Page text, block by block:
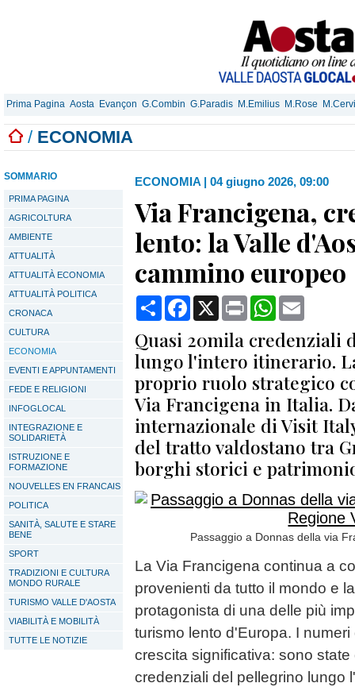
Prima Pagina Aosta Evançon G.Combin G.Paradis M.Emilius M.Rose
/ ECONOMIA
SOMMARIO
PRIMA PAGINA
AGRICOLTURA
AMBIENTE
ATTUALITÀ
ATTUALITÀ ECONOMIA
ATTUALITÀ POLITICA
CRONACA
CULTURA
ECONOMIA
EVENTI E APPUNTAMENTI
FEDE E RELIGIONI
INFOGLOCAL
INTEGRAZIONE E
SOLIDARIETÀ
ISTRUZIONE E
FORMAZIONE
NOUVELLES EN FRANCAIS
POLITICA
SANITÀ, SALUTE E STARE
BENE
SPORT
TRADIZIONI E CULTURA
MONDO RURALE
TURISMO VALLE D'AOSTA
VIABILITÀ E MOBILITÀ
TUTTE LE NOTIZIE
ECONOMIA | 04 giugno 2026, 09:00
Via Francigena,
lento: la Valle
cammino europeo
CondividiFacebook
X Print WhatsApp
Quasi 20mila credenziali
lungo l'intero itinerario.
proprio ruolo strategico
Via Francigena in Italia.
internazionale di Visit
del tratto valdostano tra
borghi storici e
Passaggio a Donnas della via
La Via Francigena continua a
provenienti da tutto il mondo e
protagonista di una delle più
turismo lento d'Europa. I
crescita significativa: sono
credenziali del pellegrino lungo